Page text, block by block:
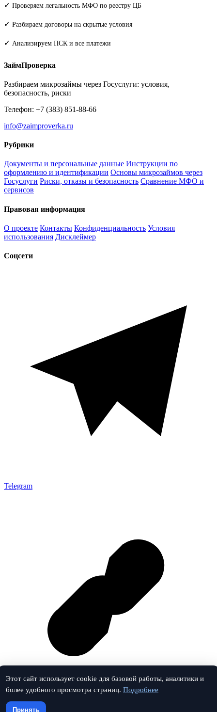
✓ Проверяем легальность МФО по реестру ЦБ
✓ Разбираем договоры на скрытые условия
✓ Анализируем ПСК и все платежи
ЗаймПроверка
Разбираем микрозаймы через Госуслуги: условия,
безопасность, риски
Телефон: +7 (383) 851-88-66
info@zaimproverka.ru
Рубрики
Документы и персональные данные Инструкции по
оформлению и идентификации Основы микрозаймов через
Госуслуги Риски, отказы и безопасность Сравнение МФО и
сервисов
Правовая информация
О проекте Контакты Конфиденциальность Условия
использования Дисклеймер
Соцсети
Telegram
Vk
Этот сайт использует cookie для базовой работы, аналитики и
более удобного просмотра страниц. Подробнее
Принять